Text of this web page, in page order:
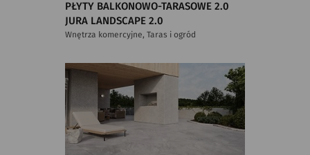
PŁYTY BALKONOWO-TARASOWE 2.0
JURA LANDSCAPE 2.0
Wnętrza komercyjne, Taras i ogród